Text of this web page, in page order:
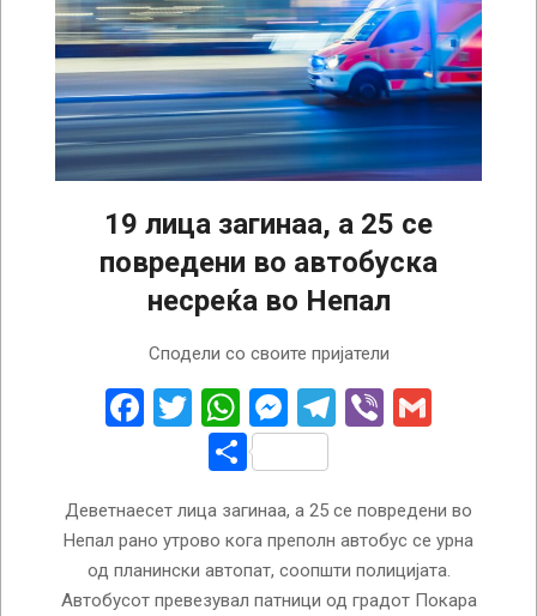
19 лица загинаа, а 25 се
повредени во автобуска
несреќа во Непал
Сподели со своите пријатели
Facebook
Twitter
WhatsApp
Messenger
Telegram
Viber
Share
Деветнаесет лица загинаа, а 25 се повредени во
Непал рано утрово кога преполн автобус се урна
од планински автопат, соопшти полицијата.
Автобусот превезувал патници од градот Покара